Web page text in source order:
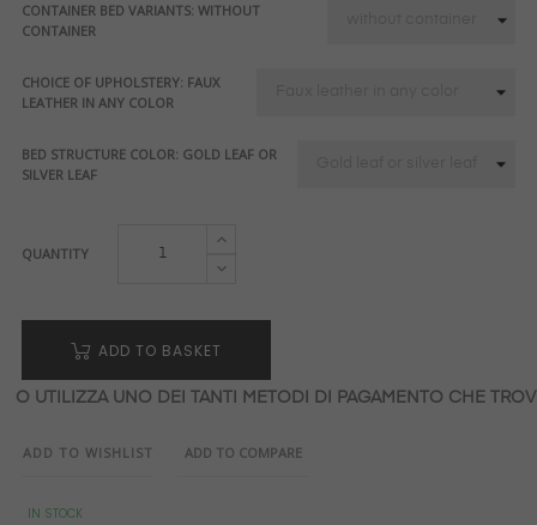
CONTAINER BED VARIANTS: WITHOUT
CONTAINER
CHOICE OF UPHOLSTERY: FAUX
LEATHER IN ANY COLOR
BED STRUCTURE COLOR: GOLD LEAF OR
SILVER LEAF
QUANTITY
ADD TO BASKET
O UTILIZZA UNO DEI TANTI METODI DI PAGAMENTO CHE
ADD TO WISHLIST ADD TO COMPARE
IN STOCK